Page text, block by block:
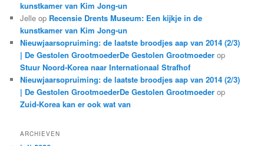
kunstkamer van Kim Jong-un
Jelle op Recensie Drents Museum: Een kijkje in de
kunstkamer van Kim Jong-un
Nieuwjaarsopruiming: de laatste broodjes aap van 2014 (2/3)
| De Gestolen GrootmoederDe Gestolen Grootmoeder op
Stuur Noord-Korea naar Internationaal Strafhof
Nieuwjaarsopruiming: de laatste broodjes aap van 2014 (2/3)
| De Gestolen GrootmoederDe Gestolen Grootmoeder op
Zuid-Korea kan er ook wat van
ARCHIEVEN